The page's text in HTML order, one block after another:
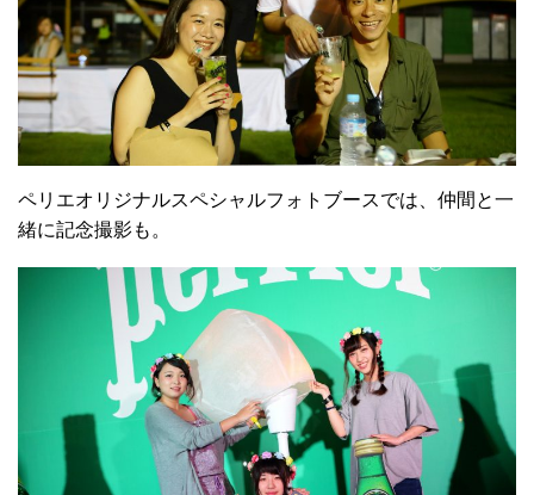
ペリエオリジナルスペシャルフォトブースでは、仲間と一
緒に記念撮影も。